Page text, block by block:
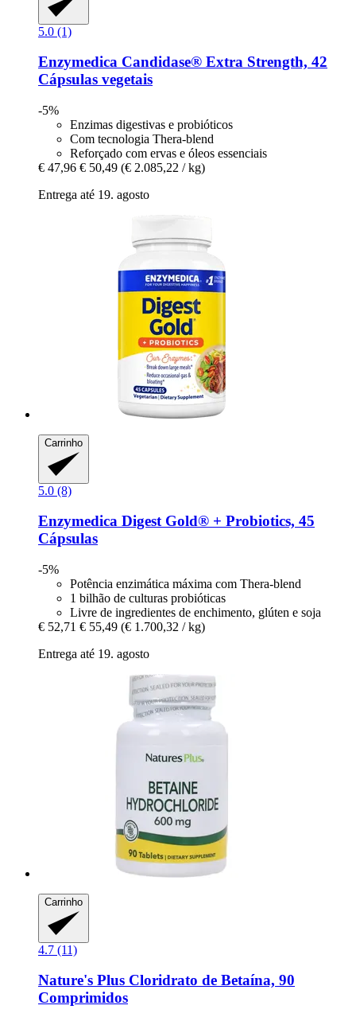
5.0 (1)
Enzymedica Candidase® Extra Strength, 42
Cápsulas vegetais
-5%
Enzimas digestivas e probióticos
Com tecnologia Thera-blend
Reforçado com ervas e óleos essenciais
€ 47,96 € 50,49 (€ 2.085,22 / kg)
Entrega até 19. agosto
Carrinho
5.0 (8)
Enzymedica Digest Gold® + Probiotics, 45
Cápsulas
-5%
Potência enzimática máxima com Thera-blend
1 bilhão de culturas probióticas
Livre de ingredientes de enchimento, glúten e soja
€ 52,71 € 55,49 (€ 1.700,32 / kg)
Entrega até 19. agosto
Carrinho
4.7 (11)
Nature's Plus Cloridrato de Betaína, 90
Comprimidos